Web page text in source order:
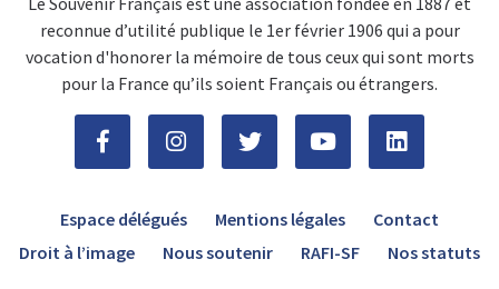
reconnue d’utilité publique le 1er février 1906 qui a pour
vocation d'honorer la mémoire de tous ceux qui sont morts
pour la France qu’ils soient Français ou étrangers.
Espace délégués Mentions légales
Contact
Droit à l’image
Nous soutenir RAFI-SF Nos statuts